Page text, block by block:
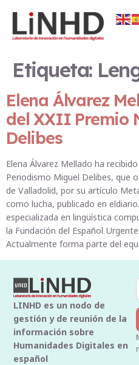
Etiqueta:
Elena Álvarez
del XXII Premio
Delibes
Elena Álvarez Mellado ha
Periodismo Miguel Delibes, que
de Valladolid, por su artículo
como lucha, publicado en
especializada en lingüística
la Fundación del Español
Actualmente forma parte del
LINHD es un nodo de
gestión y de reunión de la
información sobre
Humanidades Digitales en
español